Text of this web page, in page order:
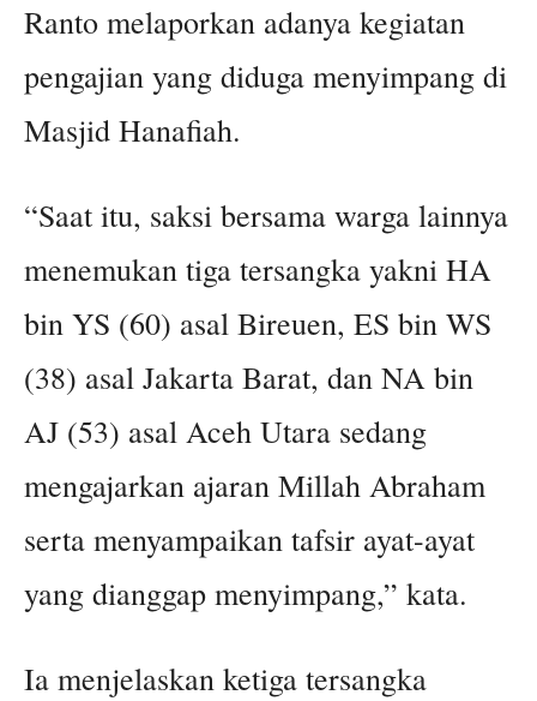
Ranto melaporkan adanya kegiatan
pengajian yang diduga menyimpang di
Masjid Hanafiah.
“Saat itu, saksi bersama warga lainnya
menemukan tiga tersangka yakni HA
bin YS (60) asal Bireuen, ES bin WS
(38) asal Jakarta Barat, dan NA bin
AJ (53) asal Aceh Utara sedang
mengajarkan ajaran Millah Abraham
serta menyampaikan tafsir ayat-ayat
yang dianggap menyimpang,” kata.
Ia menjelaskan ketiga tersangka